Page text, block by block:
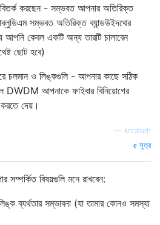
বিতর্ক করছেন - সম্ভবত আপনার অতিরিক্ত
সম্ভবত অতিরিক্ত ব্যান্ডউইদথের
কেবল একটি অন্য তারটি চালাবেন
ছোট হবে)
চলমান ও লিঙ্কগুলি - আপনার কাছে সঠিক
DWDM আপনাকে ফাইবার বিনিয়োগের
দেয়।
knotseh
সূত্র
সম্পর্কিত বিষয়গুলি মনে রাখবেন:
ব্যর্থতার সম্ভাবনা (যা তামার কোনও সমস্যা